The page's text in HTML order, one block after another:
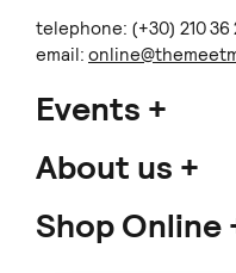
telephone: (+30) 210 36
email:
Events
About us
Shop Online